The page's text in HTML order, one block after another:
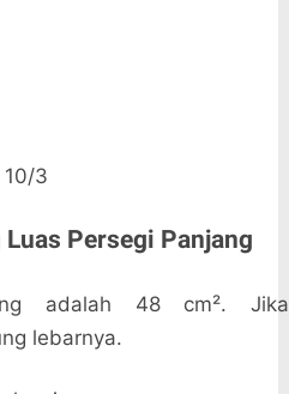
3
Persegi Panjang
adalah 48 cm². Jika
lebarnya.